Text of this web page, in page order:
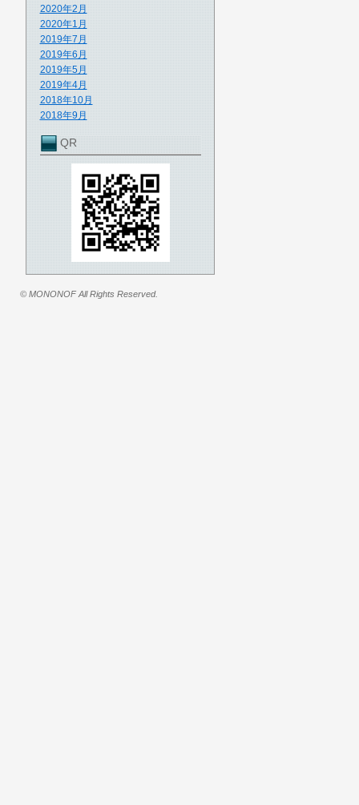
2020年2月
2020年1月
2019年7月
2019年6月
2019年5月
2019年4月
2018年10月
2018年9月
QR
© MONONOF All Rights Reserved.